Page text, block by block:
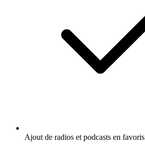
Ajout de radios et podcasts en favoris